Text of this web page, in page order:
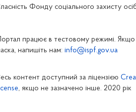
відділення
відділення
відділення
відділення
Фонду соціального захисту осіб
працює в тестовому режимі. Якщо
напишіть нам: info@ispf.gov.ua
контент доступний за ліцензією
, якщо не зазначено інше. 2020 рік